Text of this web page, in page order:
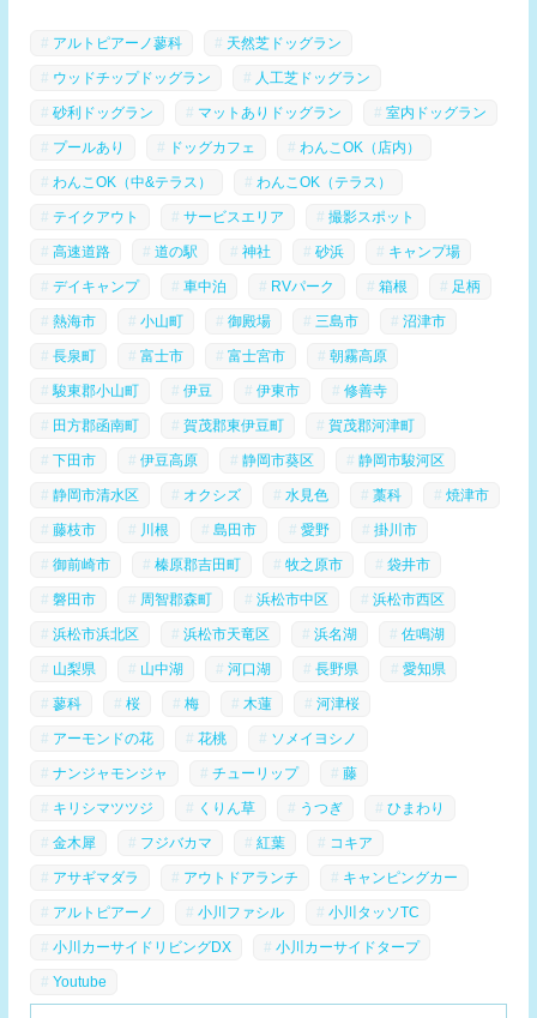
アルトピアーノ蓼科 天然芝ドッグラン
ウッドチップドッグラン 人工芝ドッグラン
砂利ドッグラン マットありドッグラン 室内ドッグラン
プールあり ドッグカフェ わんこOK（店内）
わんこOK（中&テラス） わんこOK（テラス）
テイクアウト サービスエリア 撮影スポット
高速道路 道の駅 神社 砂浜 キャンプ場
デイキャンプ 車中泊 RVパーク 箱根 足柄
熱海市 小山町 御殿場 三島市 沼津市
長泉町 富士市 富士宮市 朝霧高原
駿東郡小山町 伊豆 伊東市 修善寺
田方郡函南町 賀茂郡東伊豆町 賀茂郡河津町
下田市 伊豆高原 静岡市葵区 静岡市駿河区
静岡市清水区 オクシズ 水見色 藁科 焼津市
藤枝市 川根 島田市 愛野 掛川市
御前崎市 榛原郡吉田町 牧之原市 袋井市
磐田市 周智郡森町 浜松市中区 浜松市西区
浜松市浜北区 浜松市天竜区 浜名湖 佐鳴湖
山梨県 山中湖 河口湖 長野県 愛知県
蓼科 桜 梅 木蓮 河津桜
アーモンドの花 花桃 ソメイヨシノ
ナンジャモンジャ チューリップ 藤
キリシマツツジ くりん草 うつぎ ひまわり
金木犀 フジバカマ 紅葉 コキア
アサギマダラ アウトドアランチ キャンピングカー
アルトピアーノ 小川ファシル 小川タッソTC
小川カーサイドリビングDX 小川カーサイドタープ
Youtube